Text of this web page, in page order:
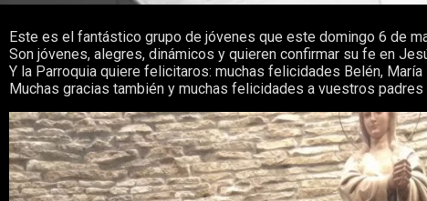
Este es el fantástico grupo de jóvenes que este domingo 6 de
Son jóvenes, alegres, dinámicos y quieren confirmar su fe en
Y la Parroquia quiere felicitaros: muchas felicidades Belén, María
Muchas gracias también y muchas felicidades a vuestros